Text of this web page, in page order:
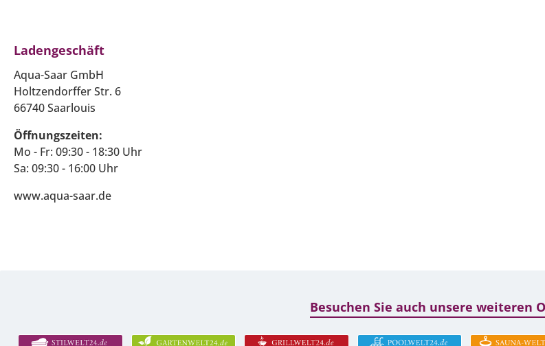
Ladengeschäft
Aqua-Saar GmbH
Holtzendorffer Str. 6
66740 Saarlouis
Öffnungszeiten:
Mo - Fr: 09:30 - 18:30 Uhr
Sa: 09:30 - 16:00 Uhr
www.aqua-saar.de
Besuchen Sie auch unsere weiteren